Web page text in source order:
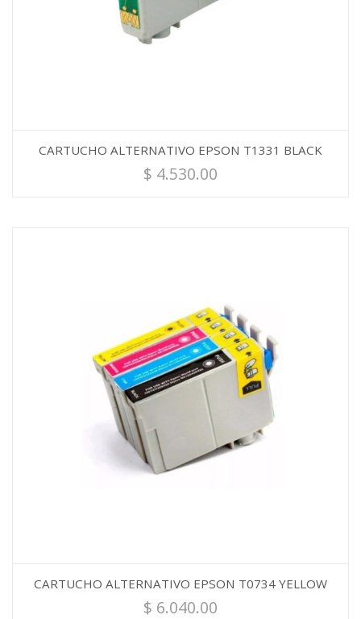
CARTUCHO ALTERNATIVO EPSON T1331 BLACK
$ 4.530.00
CARTUCHO ALTERNATIVO EPSON T0734 YELLOW
$ 6.040.00